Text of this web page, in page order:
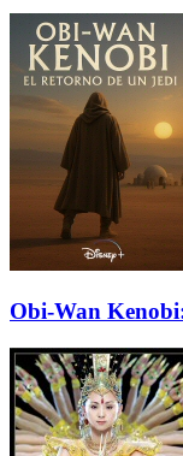
Obi-Wan